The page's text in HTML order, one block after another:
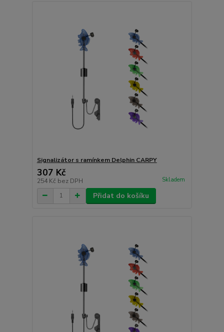
Signalizátor s ramínkem Delphin CARPY
307 Kč
254 Kč bez DPH Skladem
Přidat do košíku